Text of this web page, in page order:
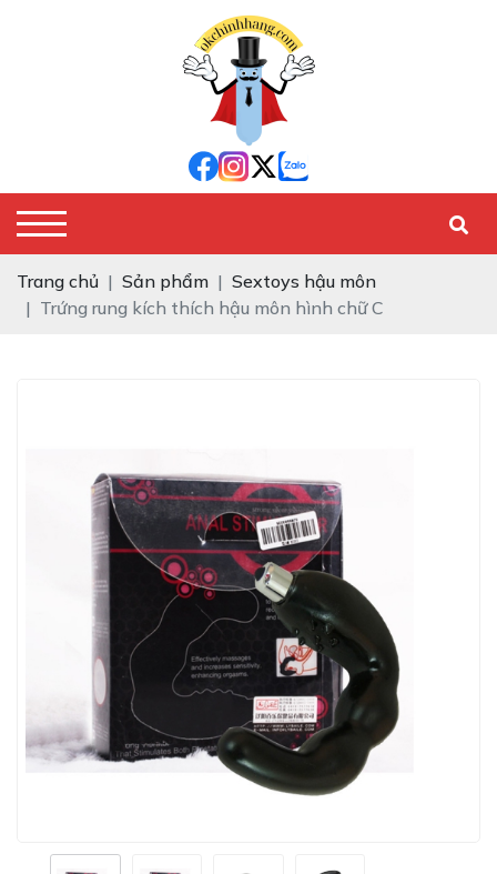
Trang chủ Sản phẩm
Sextoys hậu môn
Trứng rung kích thích hậu môn hình chữ C